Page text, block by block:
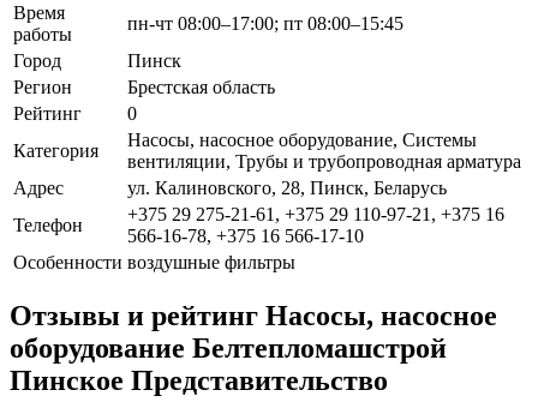
Время
работы
пн-чт 08:00–17:00; пт 08:00–15:45
Город
Пинск
Регион
Брестская область
Рейтинг
0
Категория
Насосы, насосное оборудование, Системы
вентиляции, Трубы и трубопроводная арматура
Адрес
ул. Калиновского, 28, Пинск, Беларусь
Телефон
+375 29 275-21-61, +375 29 110-97-21, +375 16
566-16-78, +375 16 566-17-10
Особенности воздушные фильтры
Отзывы и рейтинг Насосы, насосное
оборудование Белтепломашстрой
Пинское Представительство